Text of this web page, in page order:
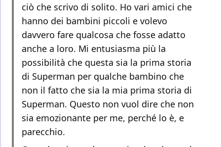
ciò che scrivo di solito. Ho vari amici che
hanno dei bambini piccoli e volevo
davvero fare qualcosa che fosse adatto
anche a loro. Mi entusiasma più la
possibilità che questa sia la prima storia
di Superman per qualche bambino che
non il fatto che sia la mia prima storia di
Superman. Questo non vuol dire che non
sia emozionante per me, perché lo è, e
parecchio.